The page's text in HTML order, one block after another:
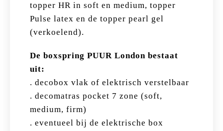
topper HR in soft en medium, topper
Pulse latex en de topper pearl gel
(verkoelend).
De boxspring PUUR London bestaat
uit:
. decobox vlak of elektrisch verstelbaar
. decomatras pocket 7 zone (soft,
medium, firm)
. eventueel bij de elektrische box